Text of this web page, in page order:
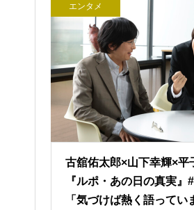
エンタメ
古舘佑太郎×山下幸輝×
『ルポ・あの日の真実
「気づけば熱く語ってい